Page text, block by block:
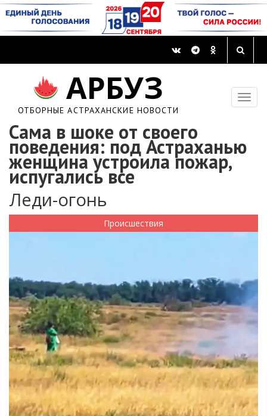
АРБУЗ
ОТБОРНЫЕ АСТРАХАНСКИЕ НОВОСТИ
Сама в шоке от своего
поведения: под Астраханью
женщина устроила пожар,
испугались все
Леди-огонь
Происшествия